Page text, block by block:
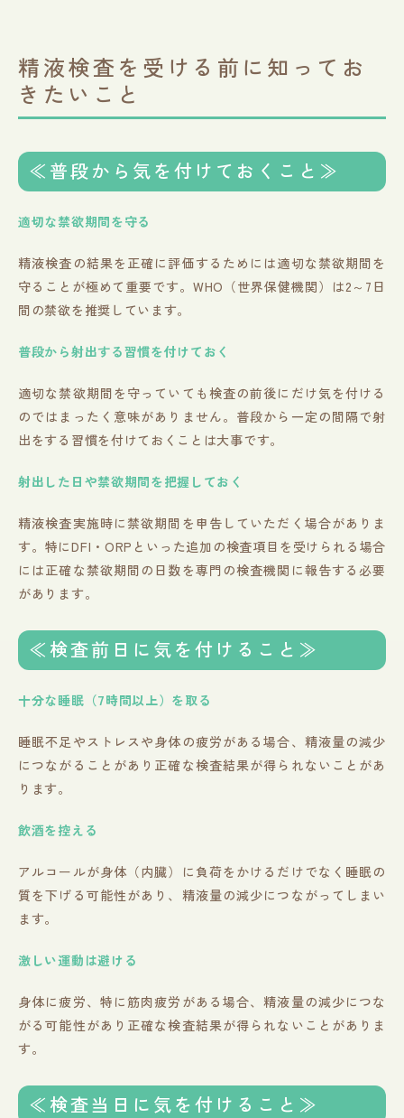
精液検査を受ける前に知ってお
きたいこと
≪普段から気を付けておくこと≫
適切な禁欲期間を守る
精液検査の結果を正確に評価するためには適切な禁欲期間を
守ることが極めて重要です。WHO（世界保健機関）は2～7日
間の禁欲を推奨しています。
普段から射出する習慣を付けておく
適切な禁欲期間を守っていても検査の前後にだけ気を付ける
のではまったく意味がありません。普段から一定の間隔で射
出をする習慣を付けておくことは大事です。
射出した日や禁欲期間を把握しておく
精液検査実施時に禁欲期間を申告していただく場合がありま
す。特にDFI・ORPといった追加の検査項目を受けられる場合
には正確な禁欲期間の日数を専門の検査機関に報告する必要
があります。
≪検査前日に気を付けること≫
十分な睡眠（7時間以上）を取る
睡眠不足やストレスや身体の疲労がある場合、精液量の減少
につながることがあり正確な検査結果が得られないことがあ
ります。
飲酒を控える
アルコールが身体（内臓）に負荷をかけるだけでなく睡眠の
質を下げる可能性があり、精液量の減少につながってしまい
ます。
激しい運動は避ける
身体に疲労、特に筋肉疲労がある場合、精液量の減少につな
がる可能性があり正確な検査結果が得られないことがありま
す。
≪検査当日に気を付けること≫